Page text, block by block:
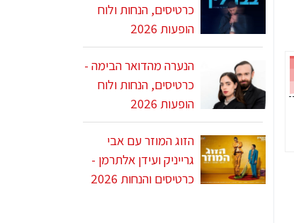
כרטיסים, הנחות ולוח
הופעות 2026
הנערה מהדואר הבימה -
כרטיסים, הנחות ולוח
הופעות 2026
הזוג המוזר עם אבי
גרייניק ועידן אלתרמן -
כרטיסים והנחות 2026